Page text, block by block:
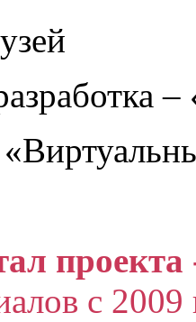
с